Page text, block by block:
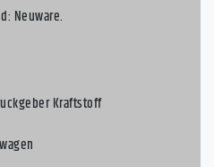
Neuware.
Kraftstoff